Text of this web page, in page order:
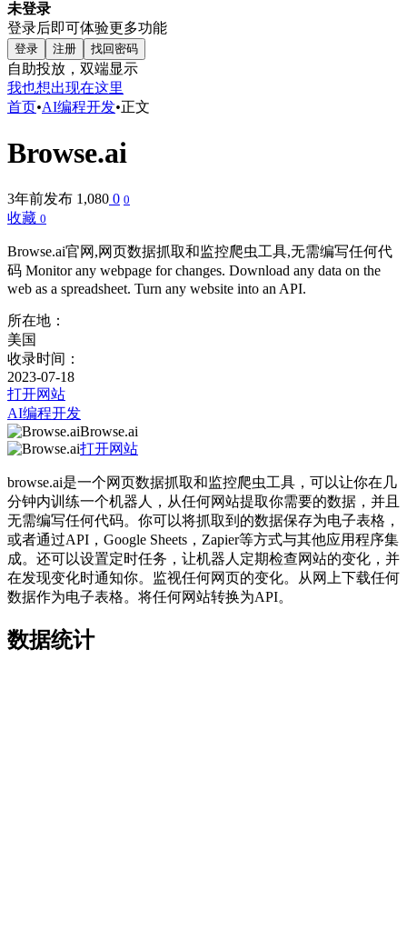
未登录
登录后即可体验更多功能
登录 注册 找回密码
自助投放，双端显示
我也想出现在这里
首页•AI编程开发•正文
Browse.ai
3年前发布 1,080 0 0
收藏 0
Browse.ai官网,网页数据抓取和监控爬虫工具,无需编写任何代
码 Monitor any webpage for changes. Download any data on the
web as a spreadsheet. Turn any website into an API.
所在地：
美国
收录时间：
2023-07-18
打开网站
AI编程开发
Browse.ai
打开网站
browse.ai是一个网页数据抓取和监控爬虫工具，可以让你在几
分钟内训练一个机器人，从任何网站提取你需要的数据，并且
无需编写任何代码。你可以将抓取到的数据保存为电子表格，
或者通过API，Google Sheets，Zapier等方式与其他应用程序集
成。还可以设置定时任务，让机器人定期检查网站的变化，并
在发现变化时通知你。监视任何网页的变化。从网上下载任何
数据作为电子表格。将任何网站转换为API。
数据统计